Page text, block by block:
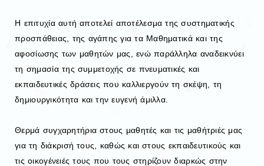
Η επιτυχία αυτή αποτελεί αποτέλεσμα της συστηματικής
προσπάθειας, της αγάπης για τα Μαθηματικά και της
αφοσίωσης των μαθητών μας, ενώ παράλληλα αναδεικνύει
τη σημασία της συμμετοχής σε πνευματικές και
εκπαιδευτικές δράσεις που καλλιεργούν τη σκέψη, τη
δημιουργικότητα και την ευγενή άμιλλα.
Θερμά συγχαρητήρια στους μαθητές και τις μαθήτριές μας
για τη διάκρισή τους, καθώς και στους εκπαιδευτικούς και
τις οικογένειές τους που τους στηρίζουν διαρκώς στην